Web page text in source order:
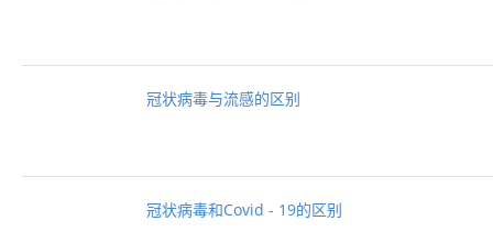
冠状病毒与流感的区别
冠状病毒和Covid - 19的区别